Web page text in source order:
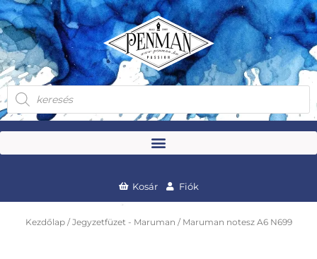
Skip
to
content
Products
search
Kosár Fiók
Kezdőlap/Jegyzetfüzet - Maruman / Maruman notesz A6 N699